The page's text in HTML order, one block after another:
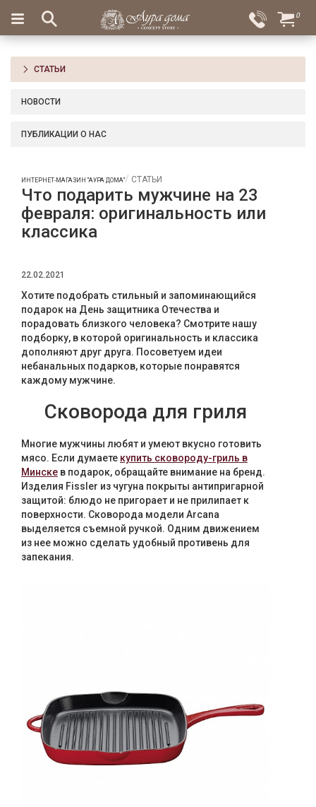
Вход
Избранное
×
Салоны
Доставка
Оплата
для
Бар
хрусталь
Посуда
Столовые
приборы
Текстиль
Фарфор
Декор
Бренды
0
СТАТЬИ
НОВОСТИ
ПУБЛИКАЦИИ О НАС
ИНТЕРНЕТ-МАГАЗИН "АУРА ДОМА" СТАТЬИ
Что подарить мужчине на 23
февраля: оригинальность или
классика
22.02.2021
Хотите подобрать стильный и запоминающийся
подарок на День защитника Отечества и
порадовать близкого человека? Смотрите нашу
подборку, в которой оригинальность и классика
дополняют друг друга. Посоветуем идеи
небанальных подарков, которые понравятся
каждому мужчине.
Сковорода для гриля
Многие мужчины любят и умеют вкусно готовить
мясо. Если думаете купить сковороду-гриль в
Минске в подарок, обращайте внимание на бренд.
Изделия Fissler из чугуна покрыты антипригарной
защитой: блюдо не пригорает и не прилипает к
поверхности. Сковорода модели Arcana
выделяется съемной ручкой. Одним движением
из нее можно сделать удобный противень для
запекания.